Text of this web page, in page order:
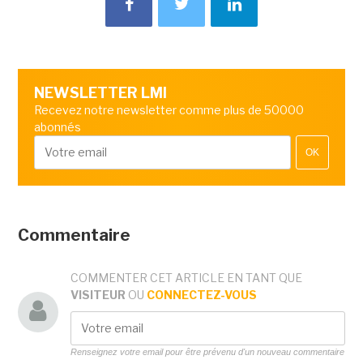
NEWSLETTER LMI
Recevez notre newsletter comme plus de 50000
abonnés
OK
Commentaire
COMMENTER CET ARTICLE EN TANT QUE
VISITEUR OU CONNECTEZ-VOUS
Renseignez votre email pour être prévenu d'un nouveau commentaire